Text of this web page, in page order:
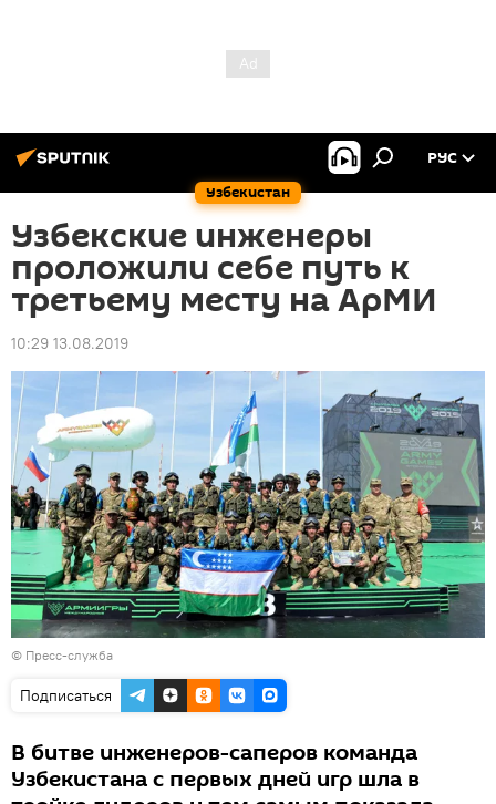
Узбекистан
РУС
Узбекские инженеры
проложили себе путь к
третьему месту на АрМИ
10:29 13.08.2019
© Пресс-служба
Подписаться
В битве инженеров-саперов команда
Узбекистана с первых дней игр шла в